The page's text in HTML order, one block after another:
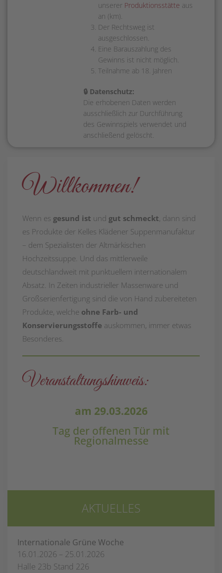
unserer Produktionsstätte aus
an (km).
Der Rechtsweg ist
ausgeschlossen.
Eine Barauszahlung des
Gewinns ist nicht möglich.
Teilnahme ab 18. Jahren
🔒 Datenschutz:
Die erhobenen Daten werden
ausschließlich zur Durchführung
des Gewinnspiels verwendet und
anschließend gelöscht.
Willkommen!
Wenn es gesund ist und gut schmeckt, dann sind
es Produkte der Kelles Klädener Suppenmanufaktur
– dem Spezialisten der Altmärkischen
Hochzeitssuppe. Und das mittlerweile
deutschlandweit mit punktuellem internationalem
Absatz. In Zeiten industrieller Massenware und
Großserienfertigung sind die von Hand zubereiteten
Produkte, welche ohne Farb- und
Konservierungsstoffe auskommen, immer etwas
Besonderes.
Veranstaltungs­hinweis:
am 29.03.2026
Tag der offenen Tür mit
Regionalmesse
AKTUELLES
Internationale Grüne Woche
16.01.2026 – 25.01.2026
Halle 23b Stand 226